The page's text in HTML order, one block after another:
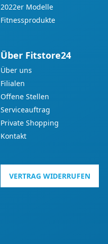
2022er Modelle
Fitnessprodukte
Über Fitstore24
Über uns
Filialen
Offene Stellen
Serviceauftrag
Private Shopping
Kontakt
VERTRAG WIDERRUFEN